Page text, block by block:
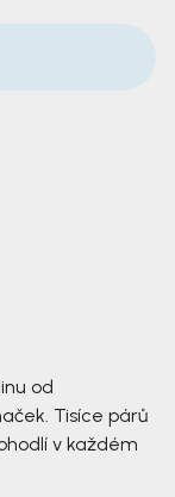
od
Tisíce párů
v každém